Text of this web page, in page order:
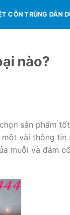
CÔN TRÙNG DÂN
nào?
sản phẩm
một vài thông tin
muỗi và đám